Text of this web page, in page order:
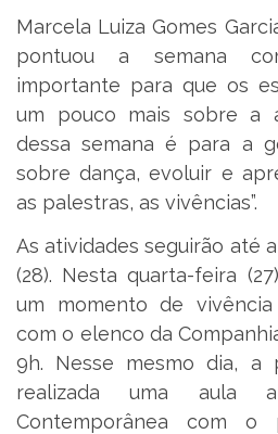
Marcela Luiza Gomes
pontuou a semana
importante para que os
um pouco mais sobre a
dessa semana é para a
sobre dança, evoluir e
as palestras, as vivências”.
As atividades seguirão até
(28). Nesta quarta-feira
um momento de
com o elenco da
9h. Nesse mesmo dia, a
realizada uma aula
Contemporânea com o